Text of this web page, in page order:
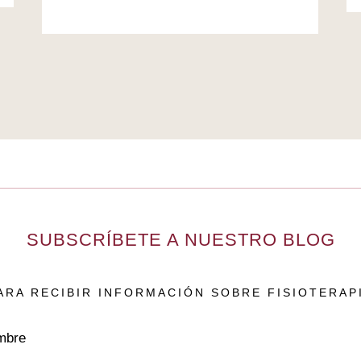
SUBSCRÍBETE A NUESTRO BLOG
RECIBIR INFORMACIÓN SOBRE